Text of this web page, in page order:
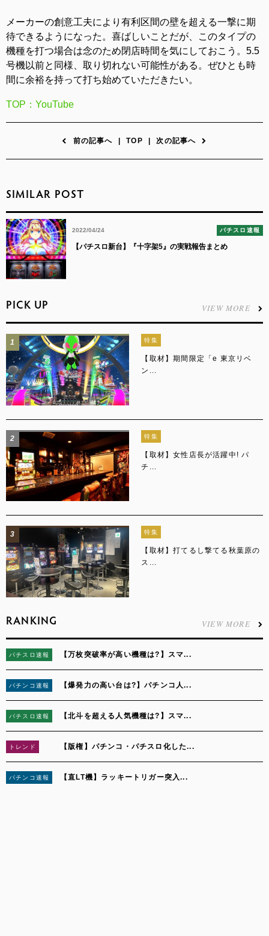
メーカーの創意工夫により有利区間の壁を超える一撃に期
待できるようになった。喜ばしいことだが、このタイプの
機種を打つ場合は念のため閉店時間を気にしておこう。5.5
号機以前と同様、取り切れない可能性がある。ぜひとも時
間に余裕を持って打ち始めていただきたい。
TOP：YouTube
前の記事へ TOP 次の記事へ
SIMILAR POST
2022/04/24 パチスロ速報
【パチスロ新台】『十字架5』の実戦報告まとめ
PICK UP VIEW MORE
1 特集
【取材】期間限定「e 東京リベ
ン...
2 特集
【取材】女性店長が活躍中! パ
チ...
3 特集
【取材】打てるし撃てる秋葉原の
ス...
RANKING VIEW MORE
1
パチスロ速報 【万枚突破率が高い機種は?】スマ...
2
パチンコ速報 【爆発力の高い台は?】パチンコ人...
3
パチスロ速報 【北斗を超える人気機種は?】スマ...
4
トレンド 【版権】パチンコ・パチスロ化した...
5
パチンコ速報 【直LT機】ラッキートリガー突入...